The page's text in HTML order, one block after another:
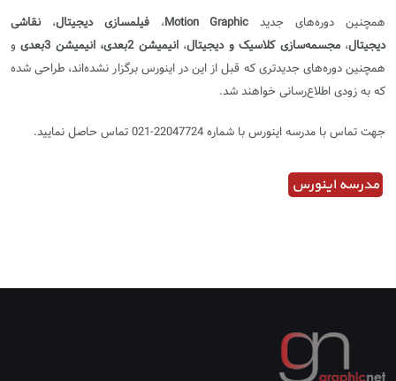
همچنین دوره‌های جدید Motion Graphic،فیلمسازی دیجیتال، نقاشی
دیجیتال،مجسمه‌سازی کلاسیک و دیجیتال،انیمیشن 2بعدی، انیمیشن 3بعدی
و
همچنین دوره‌های جدیدتری که قبل از این در اینورس برگزار نشده‌اند، طراحی شده
که به زودی اطلاع‌رسانی خواهند شد.
جهت تماس با مدرسه اینورس با شماره 22047724-021 تماس حاصل نمایید.
مدرسه اینورس